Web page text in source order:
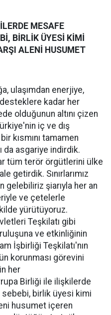
MESAFE
BİRLİK ÜYESİ KİMİ
ALENİ HUSUMET
ulaşımdan enerjiye,
kadar her
olduğunun altını çizen
iç ve dış
kısmını tamamen
da asgariye indirdik.
tüm terör örgütlerini ülke
getirdik. Sınırlarımız
gelebiliriz şiarıyla her an
ve çetelerle
yürütüyoruz.
Teşkilatı gibi
ve etkinliğinin
İşbirliği Teşkilatı'nın
korunması görevini
her
Birliği ile ilişkilerde
birlik üyesi kimi
husumet içeren